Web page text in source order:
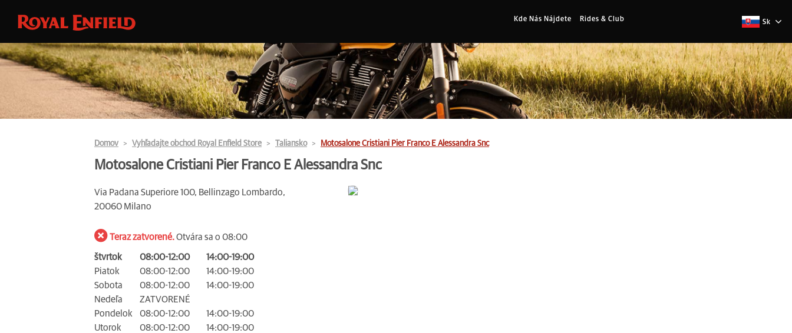
Kde Nás Nájdete Rides & Club Sk
Domov Vyhľadajte obchod Royal Enfield Store Taliansko Motosalone Cristiani Pier Franco E Alessandra Snc
Motosalone Cristiani Pier Franco E Alessandra Snc
Via Padana Superiore 100, Bellinzago Lombardo,
20060 Milano
Teraz zatvorené.Otvára sa o 08:00
štvrtok 08:00-12:00
14:00-19:00
Piatok
08:00-12:00
14:00-19:00
Sobota
08:00-12:00
14:00-19:00
Nedeľa
ZATVORENÉ
Pondelok
08:00-12:00
14:00-19:00
Utorok
08:00-12:00
14:00-19:00